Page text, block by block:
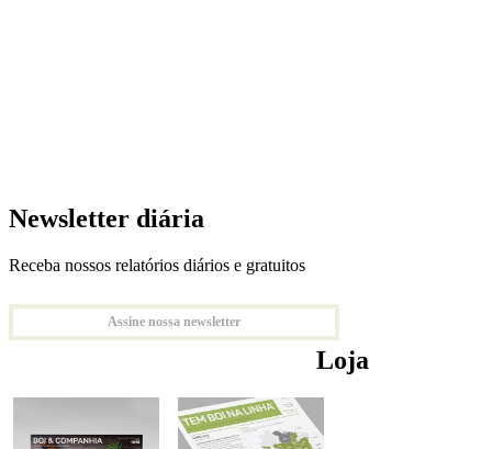
Newsletter diária
Receba nossos relatórios diários e gratuitos
Assine nossa newsletter
Loja